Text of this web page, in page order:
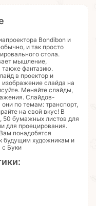
Bondibon и
и так просто
стола.
мышление,
также фантазию.
в проектор и
изображение слайда на
Меняйте слайды,
Слайдов-
по темам: транспорт,
на свой вкус! В
50 бумажных листов для
для проецирования.
понадобятся
будущим художникам и
с Буки